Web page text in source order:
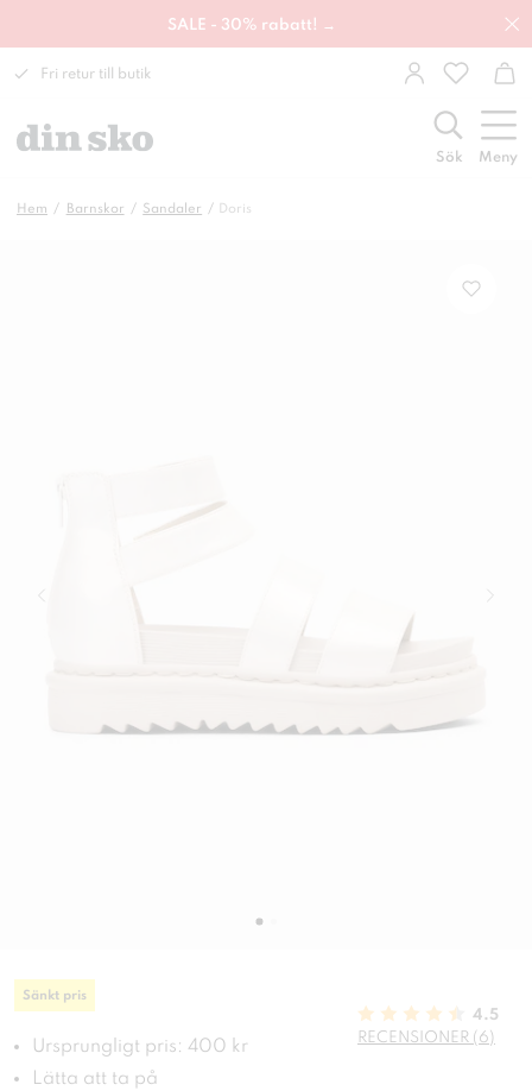
SALE - 30% rabatt! →
Fri retur till butik
Sök Meny
Hem Barnskor Sandaler Doris
Sänkt pris
Ursprungligt pris: 400 kr
Lätta att ta på
4.5
RECENSIONER (6)